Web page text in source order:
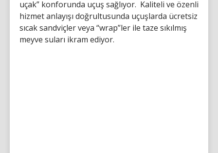
uçak” konforunda uçuş sağlıyor. Kaliteli ve özenli
hizmet anlayışı doğrultusunda uçuşlarda ücretsiz
sıcak sandviçler veya “wrap”ler ile taze sıkılmış
meyve suları ikram ediyor.